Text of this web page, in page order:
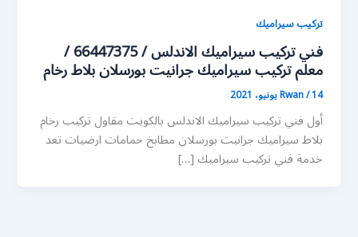
تركيب سيراميك
فني تركيب سيراميك الاندلس / 66447375 /
معلم تركيب سيراميك جرانيت بورسلان بلاط رخام
Rwan/14 يونيو، 2021
أول فني تركيب سيراميك الاندلس بالكويت مقاول تركيب رخام
بلاط سيراميك جرانيت بورسلان مطابخ حمامات ارضيات تعد
خدمة فني تركيب سيراميك […]